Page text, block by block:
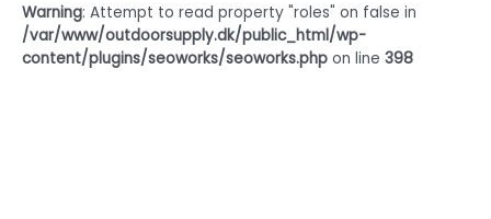
Warning: Attempt to read property "roles" on false in
/var/www/outdoorsupply.dk/public_html/wp-
content/plugins/seoworks/seoworks.php on line 398